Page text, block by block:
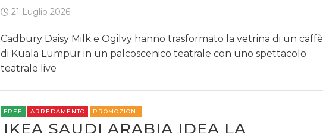
21 Luglio 2026
Cadbury Daisy Milk e Ogilvy hanno trasformato la vetrina di un caffè
di Kuala Lumpur in un palcoscenico teatrale con uno spettacolo
teatrale live
FREE ARREDAMENTO PROMOZIONI
IKEA SAUDI ARABIA IDEA LA